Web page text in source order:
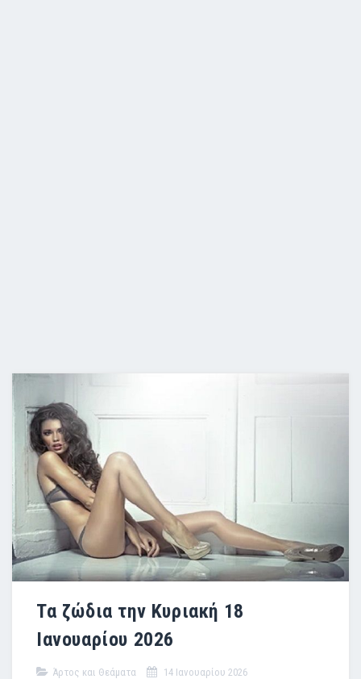
Τα ζώδια την Κυριακή 18
Ιανουαρίου 2026
Άρτος και Θεάματα 14 Ιανουαρίου 2026